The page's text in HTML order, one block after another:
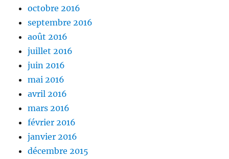
octobre 2016
septembre 2016
août 2016
juillet 2016
juin 2016
mai 2016
avril 2016
mars 2016
février 2016
janvier 2016
décembre 2015